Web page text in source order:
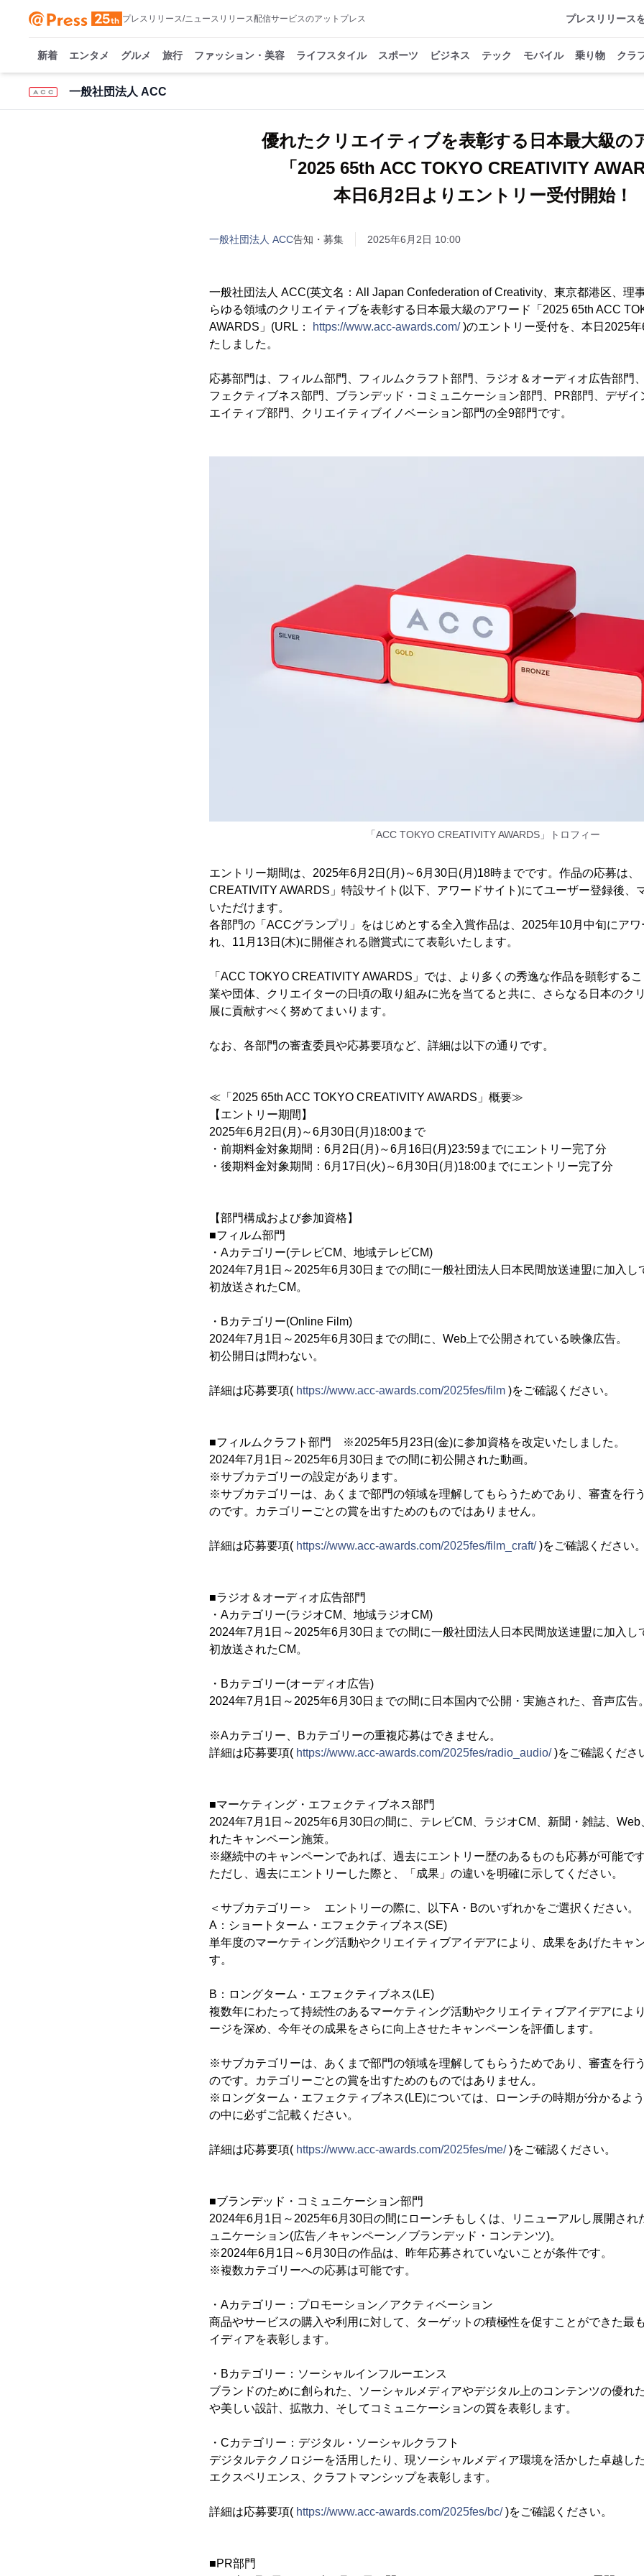
プレスリリース/ニュースリリース配信サービスのアットプレス プレスリリース
新着 エンタメ グルメ 旅行 ファッション・美容 ライフスタイル スポーツ ビジネス テック モバイル 乗り物 クラ
一般社団法人 ACC
優れたクリエイティブを表彰する日本最大級の
「2025 65th ACC TOKYO CREATIVITY
本日6月2日よりエントリー受付開始！
一般社団法人 ACC告知・募集 2025年6月2日 10:00
一般社団法人 ACC(英文名：All Japan Confederation of Creativity、東京都港区、理
らゆる領域のクリエイティブを表彰する日本最大級のアワード「2025 65th ACC
AWARDS」(URL：
https://www.acc-awards.com/)のエントリー受付を、本日2025
たしました。
応募部門は、フィルム部門、フィルムクラフト部門、ラジオ＆オーディオ広告部門
フェクティブネス部門、ブランデッド・コミュニケーション部門、PR部門、デザイ
エイティブ部門、クリエイティブイノベーション部門の全9部門です。
「ACC TOKYO CREATIVITY AWARDS」トロフィー
エントリー期間は、2025年6月2日(月)～6月30日(月)18時までです。作品の応募は、
CREATIVITY AWARDS」特設サイト(以下、アワードサイト)にてユーザー登録後、
いただけます。
各部門の「ACCグランプリ」をはじめとする全入賞作品は、2025年10月中旬にアワ
れ、11月13日(木)に開催される贈賞式にて表彰いたします。
「ACC TOKYO CREATIVITY AWARDS」では、より多くの秀逸な作品を顕彰する
業や団体、クリエイターの日頃の取り組みに光を当てると共に、さらなる日本のク
展に貢献すべく努めてまいります。
なお、各部門の審査委員や応募要項など、詳細は以下の通りです。
≪「2025 65th ACC TOKYO CREATIVITY AWARDS」概要≫
【エントリー期間】
2025年6月2日(月)～6月30日(月)18:00まで
・前期料金対象期間：6月2日(月)～6月16日(月)23:59までにエントリー完了分
・後期料金対象期間：6月17日(火)～6月30日(月)18:00までにエントリー完了分
【部門構成および参加資格】
■フィルム部門
・Aカテゴリー(テレビCM、地域テレビCM)
2024年7月1日～2025年6月30日までの間に一般社団法人日本民間放送連盟に加入し
初放送されたCM。
・Bカテゴリー(Online Film)
2024年7月1日～2025年6月30日までの間に、Web上で公開されている映像広告。
初公開日は問わない。
詳細は応募要項( https://www.acc-awards.com/2025fes/film )をご確認ください。
■フィルムクラフト部門 ※2025年5月23日(金)に参加資格を改定いたしました。
2024年7月1日～2025年6月30日までの間に初公開された動画。
※サブカテゴリーの設定があります。
※サブカテゴリーは、あくまで部門の領域を理解してもらうためであり、審査を行
のです。カテゴリーごとの賞を出すためのものではありません。
詳細は応募要項( https://www.acc-awards.com/2025fes/film_craft/)をご確認ください。
■ラジオ＆オーディオ広告部門
・Aカテゴリー(ラジオCM、地域ラジオCM)
2024年7月1日～2025年6月30日までの間に一般社団法人日本民間放送連盟に加入し
初放送されたCM。
・Bカテゴリー(オーディオ広告)
2024年7月1日～2025年6月30日までの間に日本国内で公開・実施された、音声広告。
※Aカテゴリー、Bカテゴリーの重複応募はできません。
詳細は応募要項( https://www.acc-awards.com/2025fes/radio_audio/)をご確認くださ
■マーケティング・エフェクティブネス部門
2024年7月1日～2025年6月30日の間に、テレビCM、ラジオCM、新聞・雑誌、Web
れたキャンペーン施策。
※継続中のキャンペーンであれば、過去にエントリー歴のあるものも応募が可能です
ただし、過去にエントリーした際と、「成果」の違いを明確に示してください。
＜サブカテゴリー＞ エントリーの際に、以下A・Bのいずれかをご選択ください。
A：ショートターム・エフェクティブネス(SE)
単年度のマーケティング活動やクリエイティブアイデアにより、成果をあげたキャ
す。
B：ロングターム・エフェクティブネス(LE)
複数年にわたって持続性のあるマーケティング活動やクリエイティブアイデアによ
ージを深め、今年その成果をさらに向上させたキャンペーンを評価します。
※サブカテゴリーは、あくまで部門の領域を理解してもらうためであり、審査を行
のです。カテゴリーごとの賞を出すためのものではありません。
※ロングターム・エフェクティブネス(LE)については、ローンチの時期が分かるよ
の中に必ずご記載ください。
詳細は応募要項( https://www.acc-awards.com/2025fes/me/)をご確認ください。
■ブランデッド・コミュニケーション部門
2024年6月1日～2025年6月30日の間にローンチもしくは、リニューアルし展開され
ュニケーション(広告／キャンペーン／ブランデッド・コンテンツ)。
※2024年6月1日～6月30日の作品は、昨年応募されていないことが条件です。
※複数カテゴリーへの応募は可能です。
・Aカテゴリー：プロモーション／アクティベーション
商品やサービスの購入や利用に対して、ターゲットの積極性を促すことができた最
イディアを表彰します。
・Bカテゴリー：ソーシャルインフルーエンス
ブランドのために創られた、ソーシャルメディアやデジタル上のコンテンツの優れ
や美しい設計、拡散力、そしてコミュニケーションの質を表彰します。
・Cカテゴリー：デジタル・ソーシャルクラフト
デジタルテクノロジーを活用したり、現ソーシャルメディア環境を活かした卓越し
エクスペリエンス、クラフトマンシップを表彰します。
詳細は応募要項( https://www.acc-awards.com/2025fes/bc/)をご確認ください。
■PR部門